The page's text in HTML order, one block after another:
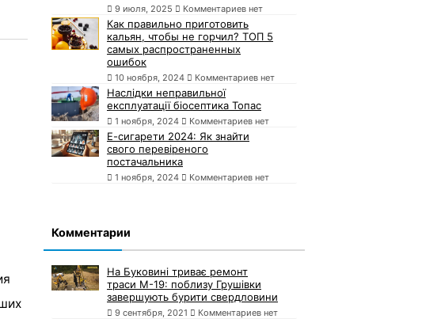
9 июля, 2025 Комментариев нет
Как правильно приготовить
кальян, чтобы не горчил? ТОП 5
самых распространенных
ошибок
10 ноября, 2024 Комментариев нет
Наслідки неправильної
експлуатації біосептика Топас
1 ноября, 2024 Комментариев нет
Е-сигарети 2024: Як знайти
свого перевіреного
постачальника
1 ноября, 2024 Комментариев нет
Комментарии
На Буковині триває ремонт
траси М-19: поблизу Грушівки
завершують бурити свердловини
9 сентября, 2021 Комментариев нет